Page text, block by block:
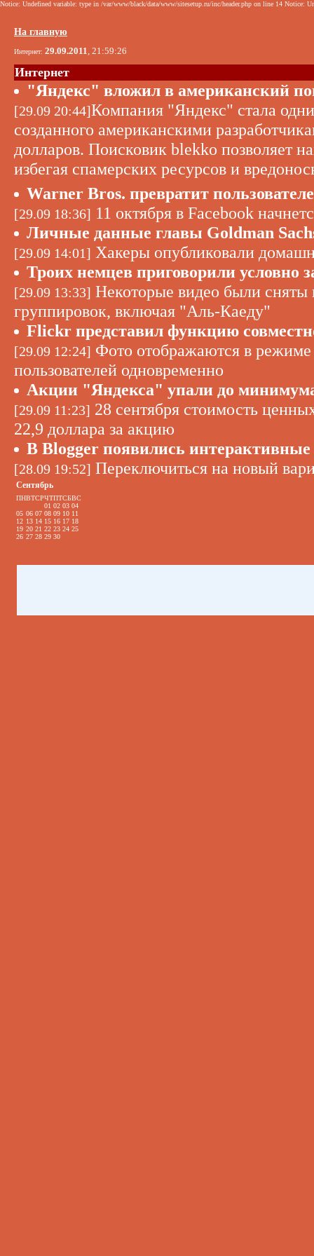
Notice: Undefined variable: type in /var/www/black/data/www/sitesetup.ru/inc/header.php on line 14 Notice:
На главную
Интернет: 29.09.2011, 21:59:26
Интернет
"Яндекс" вложил в американский
[29.09 20:44]Компания "Яндекс" стала
созданного американскими
долларов. Поисковик blekko позволяет
избегая спамерских ресурсов и
Warner Bros. превратит
[29.09 18:36] 11 октября в Facebook
Личные данные главы Goldman
[29.09 14:01] Хакеры опубликовали
Троих немцев приговорили условно
[29.09 13:33] Некоторые видео были сняты
группировок, включая "Аль-Каеду"
Flickr представил функцию
[29.09 12:24] Фото отображаются в режиме
пользователей одновременно
Акции "Яндекса" упали до
[29.09 11:23] 28 сентября стоимость
22,9 доллара за акцию
В Blogger появились
[28.09 19:52] Переключиться на новый
Сентябрь
ПНВТСРЧТПТСБВС
01 02 03 04
05 06 07 08 09 10 11
12 13 14 15 16 17 18
19 20 21 22 23 24 25
26 27 28 29 30